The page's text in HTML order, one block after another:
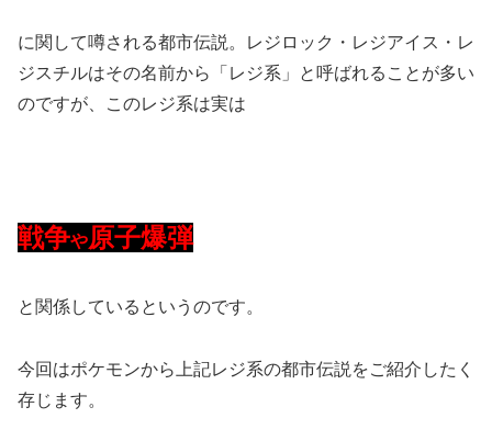
に関して噂される都市伝説。レジロック・レジアイス・レ
ジスチルはその名前から「レジ系」と呼ばれることが多い
のですが、このレジ系は実は
戦争や原子爆弾
と関係しているというのです。
今回はポケモンから上記レジ系の都市伝説をご紹介したく
存じます。